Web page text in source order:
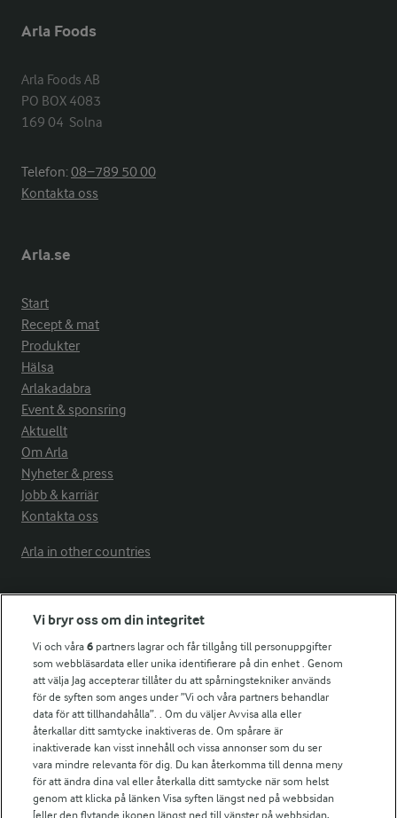
Arla Foods
Arla Foods AB
PO BOX 4083
169 04  Solna
Telefon:08−789 50 00
Kontakta oss
Arla.se
Start
Recept & mat
Produkter
Hälsa
Arlakadabra
Event & sponsring
Aktuellt
Om Arla
Nyheter & press
Jobb & karriär
Kontakta oss
Arla in other countries
Fler Arlasajter
För ägare
Arlas kundportal
Arla.com
Falbygdens Ost
Arla webbshop
Bildbank
Vi bryr oss om din integritet
Vi och våra6 partners lagrar och får tillgång till personuppgifter
som webbläsardata eller unika identifierare på din enhet . Genom
att välja Jag accepterar tillåter du att spårningstekniker används
för de syften som anges under ”Vi och våra partners behandlar
data för att tillhandahålla”. . Om du väljer Avvisa alla eller
återkallar ditt samtycke inaktiveras de. Om spårare är
inaktiverade kan visst innehåll och vissa annonser som du ser
vara mindre relevanta för dig. Du kan återkomma till denna meny
för att ändra dina val eller återkalla ditt samtycke när som helst
genom att klicka på länken Visa syften längst ned på webbsidan
[eller den flytande ikonen längst ned till vänster på webbsidan,